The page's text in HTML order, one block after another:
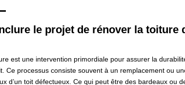
le projet de rénover la toiture
est une intervention primordiale pour assurer la
Ce processus consiste souvent à un remplacement ou
d’un toit défectueux. Ce qui peut être des bardeaux ou